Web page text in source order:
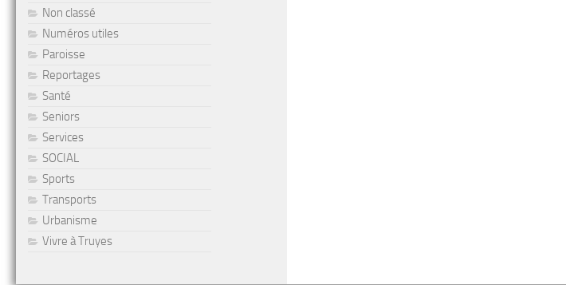
Non classé
Numéros utiles
Paroisse
Reportages
Santé
Seniors
Services
SOCIAL
Sports
Transports
Urbanisme
Vivre à Truyes